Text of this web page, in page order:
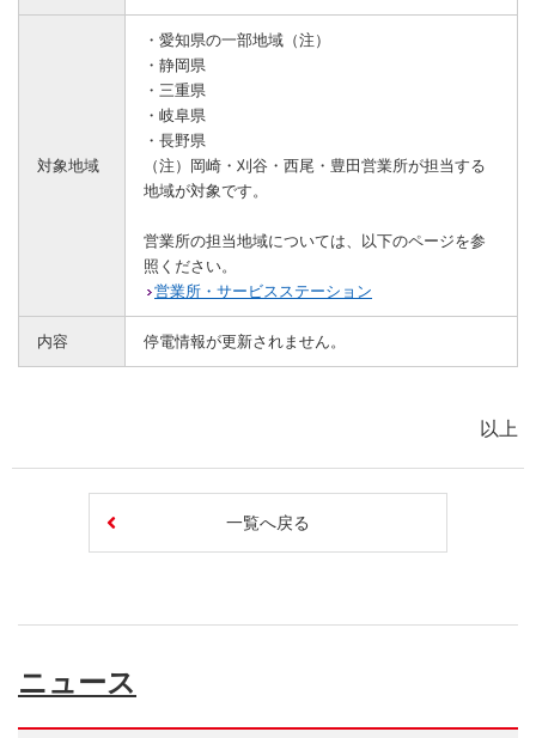
対象地域
・愛知県の一部地域（注）
・静岡県
・三重県
・岐阜県
・長野県
（注）岡崎・刈谷・西尾・豊田営業所が担当する
地域が対象です。
営業所の担当地域については、以下のページを参
照ください。
営業所・サービスステーション
内容 停電情報が更新されません。
以上
一覧へ戻る
ニュース